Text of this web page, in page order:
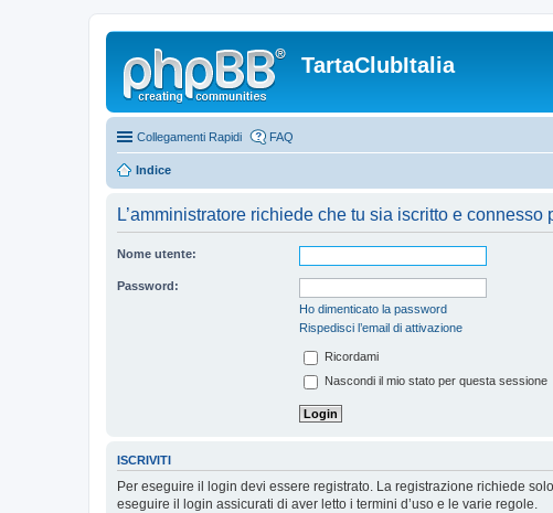
TartaClubItalia
Collegamenti Rapidi FAQ
Indice
L’amministratore richiede che tu sia iscritto e
Nome utente:
Password:
Ho dimenticato la password
Rispedisci l’email di attivazione
Ricordami
Nascondi il mio stato per questa sessione
ISCRIVITI
Per eseguire il login devi essere registrato. La registrazione richiede
eseguire il login assicurati di aver letto i termini d’uso e le varie regole.